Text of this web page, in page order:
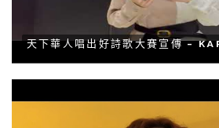
天下華人唱出好詩歌大賽宣傳 -